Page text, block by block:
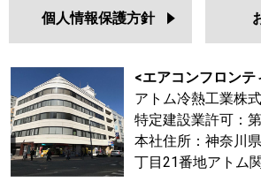
個人情報保護方針
<エアコンフロンテ
アトム冷熱工業株
特定建設業許可：
本社住所：神奈川
丁目21番地アトム